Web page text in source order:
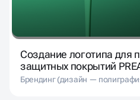
Создание логотипа для
защитных покрытий
Брендинг (дизайн —